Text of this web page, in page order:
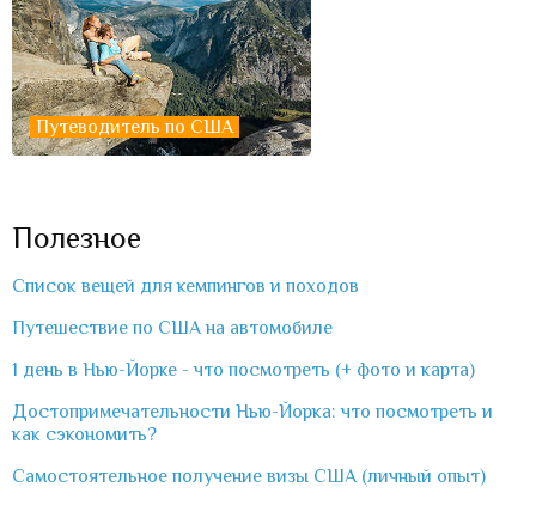
Путеводитель по США
Полезное
Список вещей для кемпингов и походов
Путешествие по США на автомобиле
1 день в Нью-Йорке - что посмотреть (+ фото и карта)
Достопримечательности Нью-Йорка: что посмотреть и
как сэкономить?
Самостоятельное получение визы США (личный опыт)